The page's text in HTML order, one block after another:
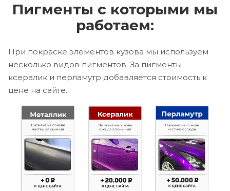
Пигменты с которыми мы
работаем:
При покраске элементов кузова мы используем
несколько видов пигментов. За пигменты
ксералик и перламутр добавляется стоимость к
цене на сайте.